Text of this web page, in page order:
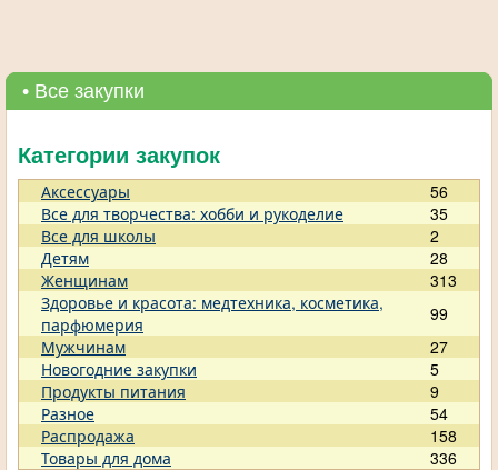
• Все закупки
Категории закупок
Аксессуары
56
Все для творчества: хобби и рукоделие
35
Все для школы
2
Детям
28
Женщинам
313
Здоровье и красота: медтехника, косметика,
парфюмерия
99
Мужчинам
27
Новогодние закупки
5
Продукты питания
9
Разное
54
Распродажа
158
Товары для дома
336